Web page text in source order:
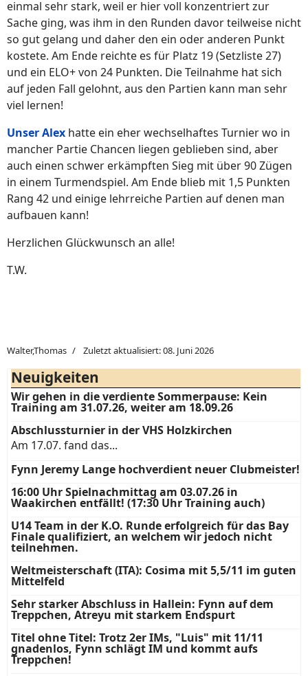
einmal sehr stark, weil er hier voll konzentriert zur
Sache ging, was ihm in den Runden davor teilweise nicht
so gut gelang und daher den ein oder anderen Punkt
kostete. Am Ende reichte es für Platz 19 (Setzliste 27)
und ein ELO+ von 24 Punkten. Die Teilnahme hat sich
auf jeden Fall gelohnt, aus den Partien kann man sehr
viel lernen!
Unser Alex hatte ein eher wechselhaftes Turnier wo in
mancher Partie Chancen liegen geblieben sind, aber
auch einen schwer erkämpften Sieg mit über 90 Zügen
in einem Turmendspiel. Am Ende blieb mit 1,5 Punkten
Rang 42 und einige lehrreiche Partien auf denen man
aufbauen kann!
Herzlichen Glückwunsch an alle!
T.W.
Walter,Thomas Zuletzt aktualisiert: 08. Juni 2026
Neuigkeiten
Wir gehen in die verdiente Sommerpause: Kein
Training am 31.07.26, weiter am 18.09.26
Abschlussturnier in der VHS Holzkirchen
Am 17.07. fand das...
Fynn Jeremy Lange hochverdient neuer Clubmeister!
16:00 Uhr Spielnachmittag am 03.07.26 in
Waakirchen entfällt! (17:30 Uhr Training auch)
U14 Team in der K.O. Runde erfolgreich für das Bay
Finale qualifiziert, an welchem wir jedoch nicht
teilnehmen.
Weltmeisterschaft (ITA): Cosima mit 5,5/11 im guten
Mittelfeld
Sehr starker Abschluss in Hallein: Fynn auf dem
Treppchen, Atreyu mit starkem Endspurt
Titel ohne Titel: Trotz 2er IMs, "Luis" mit 11/11
gnadenlos, Fynn schlägt IM und kommt aufs
Treppchen!